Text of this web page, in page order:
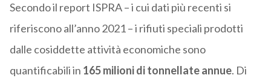
Secondo il report ISPRA – i cui dati più recenti si
riferiscono all’anno 2021 – i rifiuti speciali prodotti
dalle cosiddette attività economiche sono
quantificabili in 165 milioni di tonnellate annue. Di